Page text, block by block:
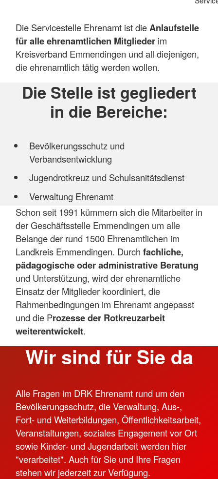
Die Servicestelle Ehrenamt ist dieAnlaufstelle
für alle ehrenamtlichen Mitglieder im
Kreisverband Emmendingen und all diejenigen,
die ehrenamtlich tätig werden wollen.
Die Stelle ist gegliedert
in die Bereiche:
Bevölkerungsschutz und
Verbandsentwicklung
Jugendrotkreuz und Schulsanitätsdienst
Verwaltung Ehrenamt
Schon seit 1991 kümmern sich die Mitarbeiter in
der Geschäftsstelle Emmendingen um alle
Belange der rund 1500 Ehrenamtlichen im
Landkreis Emmendingen. Durch fachliche,
pädagogische oder administrative Beratung
und Unterstützung, wird der ehrenamtliche
Einsatz der Mitglieder koordiniert, die
Rahmenbedingungen im Ehrenamt angepasst
und die Prozesse der Rotkreuzarbeit
weiterentwickelt.
Wir sind für Sie da
Alle Fragen im DRK Ehrenamt rund um den
Bevölkerungsschutz, die Verwaltung, Aus-,
Fort- und Weiterbildungen, Öffentlichkeitsarbeit,
Veranstaltungen, soziales Engagement vor Ort
sowie Kinder- und Jugendarbeit werden hier
"verarbeitet". Auch für Sie und Ihre Fragen
stehen wir jederzeit zur Verfügung.